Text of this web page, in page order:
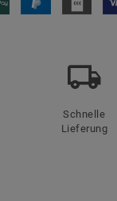
Schnelle
Lieferung